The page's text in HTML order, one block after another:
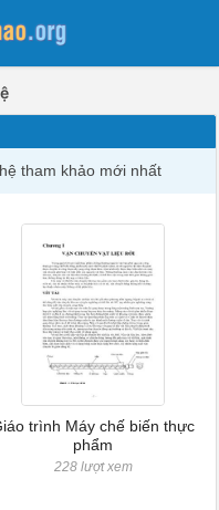
tham khảo mới nhất
trình Máy chế biến thực
phẩm
228 lượt xem